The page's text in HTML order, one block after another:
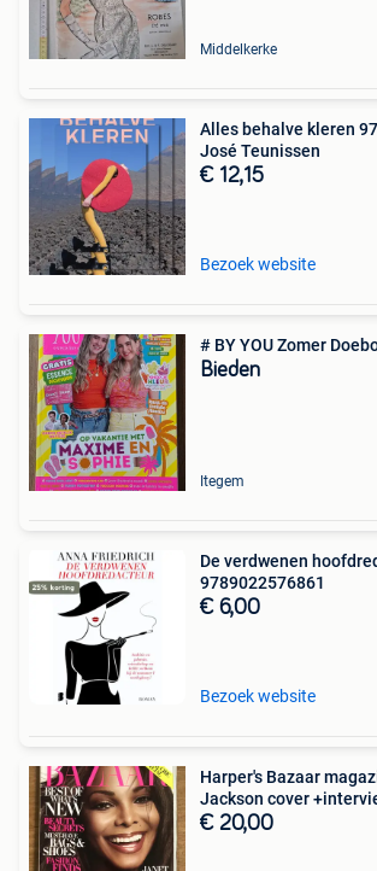
Middelkerke
Alles behalve kleren
José Teunissen
€ 12,15
Bezoek website
# BY YOU Zomer
Bieden
Itegem
De verdwenen
9789022576861
€ 6,00
Bezoek website
Harper's Bazaar
Jackson cover
€ 20,00